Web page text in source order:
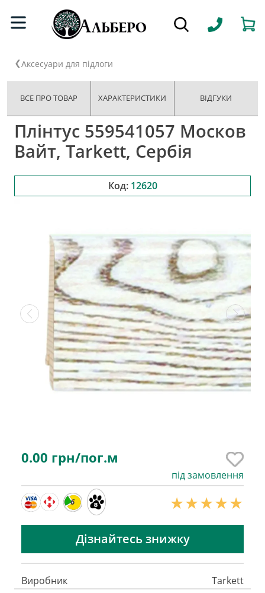
Аксесуари для підлоги
ВСЕ ПРО ТОВАР ХАРАКТЕРИСТИКИ ВІДГУКИ
Плінтус 559541057 Москов
Вайт, Tarkett, Сербія
Код: 12620
0.00 грн/пог.м
під замовлення
6
Дізнайтесь знижку
Виробник
Tarkett